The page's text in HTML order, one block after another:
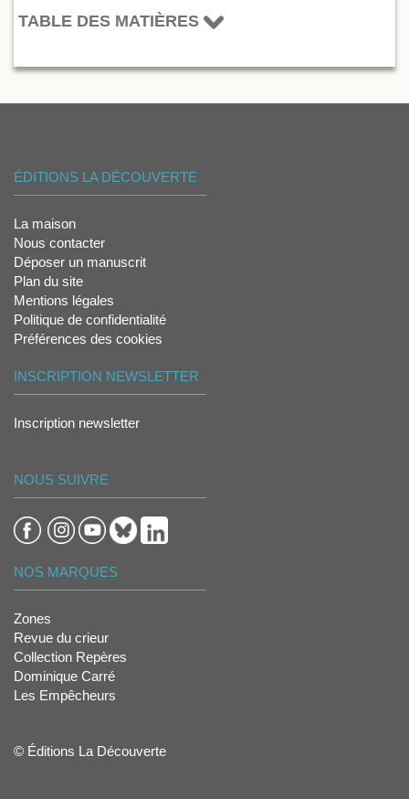
TABLE DES MATIÈRES
ÉDITIONS LA DÉCOUVERTE
La maison
Nous contacter
Déposer un manuscrit
Plan du site
Mentions légales
Politique de confidentialité
Préférences des cookies
INSCRIPTION NEWSLETTER
Inscription newsletter
NOUS SUIVRE
NOS MARQUES
Zones
Revue du crieur
Collection Repères
Dominique Carré
Les Empêcheurs
© Éditions La Découverte